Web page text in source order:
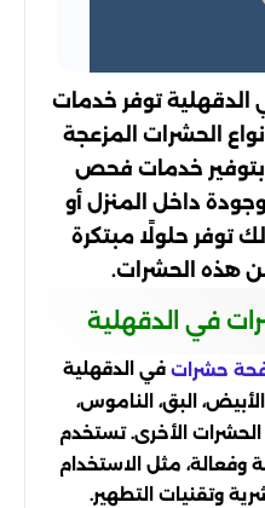
توفر خدمات
الحشرات المزعجة
بتوفير خدمات فحص
داخل المنزل أو
توفر حلولًا مبتكرة
هذه الحشرات.
في الدقهلية
حشرات في الدقهلية
البق، الناموس،
الحشرات الأخرى. تستخدم
وفعالة، مثل الاستخدام
وتقنيات التطهير.